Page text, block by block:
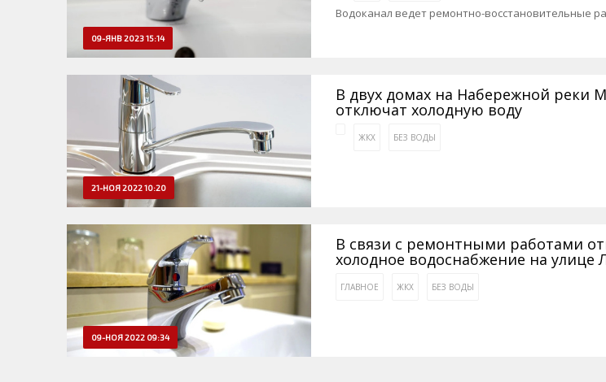
09-ЯНВ 2023 15:14
Водоканал ведет ремонтно-восстановительные
21-НОЯ 2022 10:20
В двух домах на Набережной реки
отключат холодную воду
ЖКХ БЕЗ ВОДЫ
09-НОЯ 2022 09:34
В связи с ремонтными работами
холодное водоснабжение на улице
ГЛАВНОЕ ЖКХ БЕЗ ВОДЫ